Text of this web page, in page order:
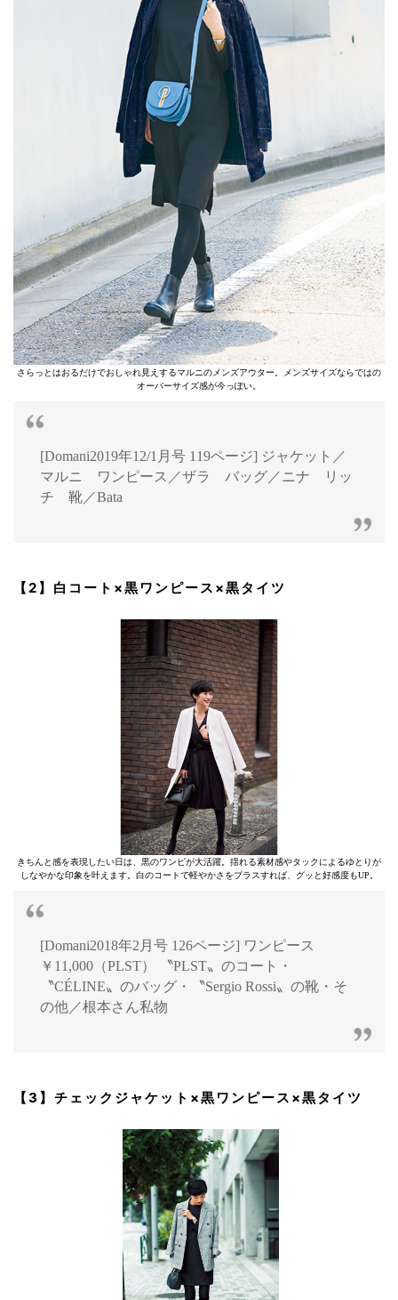
さらっとはおるだけでおしゃれ見えするマルニのメンズアウター。メンズサイズならではの
オーバーサイズ感が今っぽい。
[Domani2019年12/1月号 119ページ] ジャケット／
マルニ ワンピース／ザラ バッグ／ニナ リッ
チ 靴／Bata
【2】白コート×黒ワンピース×黒タイツ
きちんと感を表現したい日は、黒のワンピが大活躍。揺れる素材感やタックによるゆとりが
しなやかな印象を叶えます。白のコートで軽やかさをプラスすれば、グッと好感度もUP。
[Domani2018年2月号 126ページ] ワンピース
￥11,000（PLST） 〝PLST〟のコート・
〝CÉLINE〟のバッグ・〝Sergio Rossi〟の靴・そ
の他／根本さん私物
【3】チェックジャケット×黒ワンピース×黒タイツ